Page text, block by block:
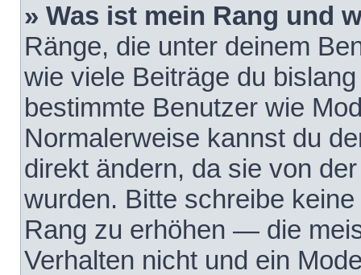
» Was ist mein Rang und
Ränge, die unter deinem
wie viele Beiträge du
bestimmte Benutzer wie
Normalerweise kannst du
direkt ändern, da sie von
wurden. Bitte schreibe
Rang zu erhöhen — die
Verhalten nicht und ein